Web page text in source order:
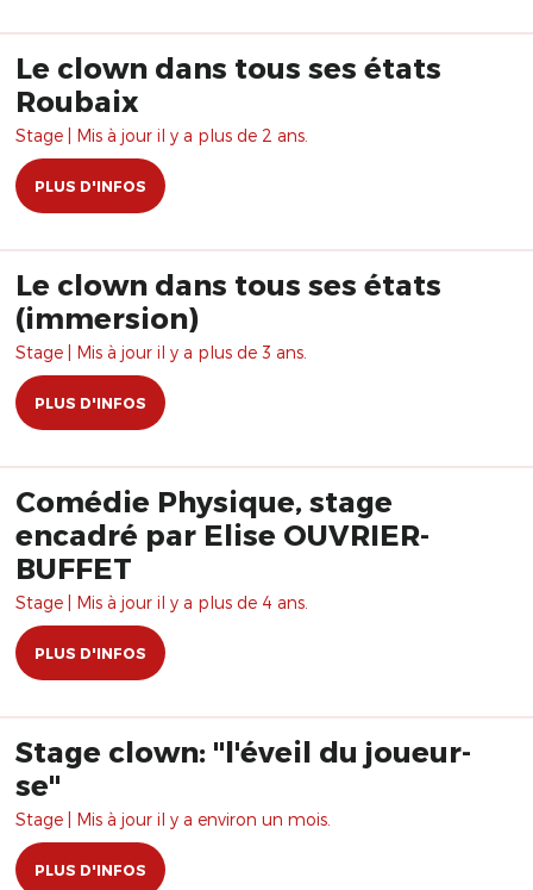
Le clown dans tous ses états
Roubaix
Stage | Mis à jour il y a plus de 2 ans.
PLUS D'INFOS
Le clown dans tous ses états
(immersion)
Stage | Mis à jour il y a plus de 3 ans.
PLUS D'INFOS
Comédie Physique, stage
encadré par Elise OUVRIER-
BUFFET
Stage | Mis à jour il y a plus de 4 ans.
PLUS D'INFOS
Stage clown: "l'éveil du joueur-
se"
Stage | Mis à jour il y a environ un mois.
PLUS D'INFOS